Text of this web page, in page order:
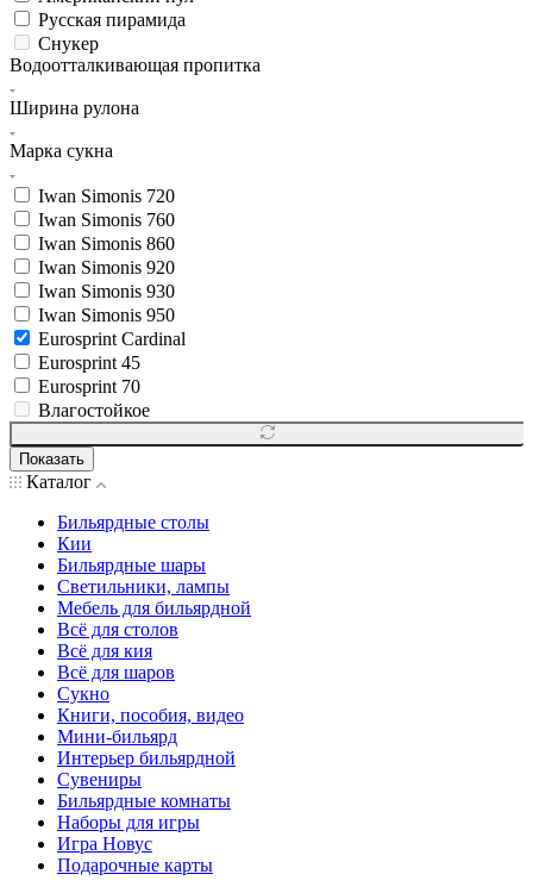
Русская пирамида
Снукер
Водоотталкивающая пропитка
Ширина рулона
Марка сукна
Iwan Simonis 720
Iwan Simonis 760
Iwan Simonis 860
Iwan Simonis 920
Iwan Simonis 930
Iwan Simonis 950
Eurosprint Cardinal
Eurosprint 45
Eurosprint 70
Влагостойкое
Показать
Каталог
Бильярдные столы
Кии
Бильярдные шары
Светильники, лампы
Мебель для бильярдной
Всё для столов
Всё для кия
Всё для шаров
Сукно
Книги, пособия, видео
Мини-бильярд
Интерьер бильярдной
Сувениры
Бильярдные комнаты
Наборы для игры
Игра Новус
Подарочные карты